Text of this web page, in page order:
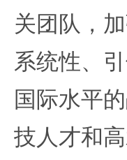
关团队，
系统性、
国际水平
技人才和